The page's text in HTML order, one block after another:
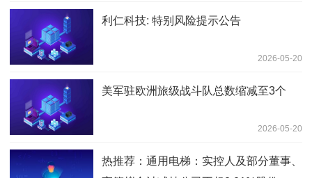
利仁科技: 特别风险提示公告
2026-05-20
美军驻欧洲旅级战斗队总数缩减至3个
2026-05-20
热推荐：通用电梯：实控人及部分董事、